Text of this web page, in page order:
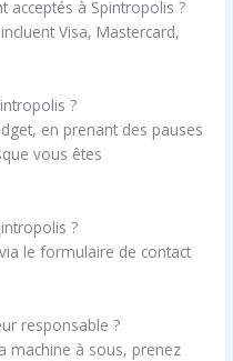
acceptés à Spintropolis ?
Visa, Mastercard,
?
en prenant des pauses
vous êtes
?
le formulaire de contact
responsable ?
machine à sous, prenez